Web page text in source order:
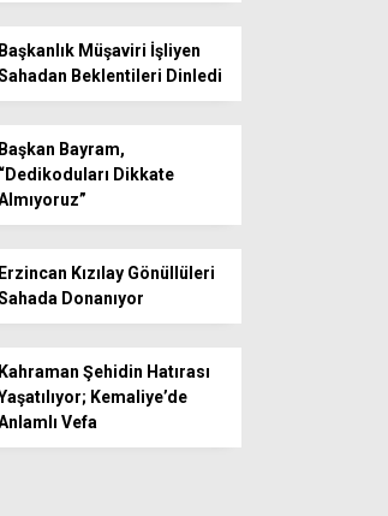
Başkanlık Müşaviri İşliyen
Beklentileri Dinledi
Başkan Bayram,
“Dedikoduları Dikkate
Erzincan Kızılay Gönüllüleri
Donanıyor
Kahraman Şehidin Hatırası
Kemaliye’de
Vefa